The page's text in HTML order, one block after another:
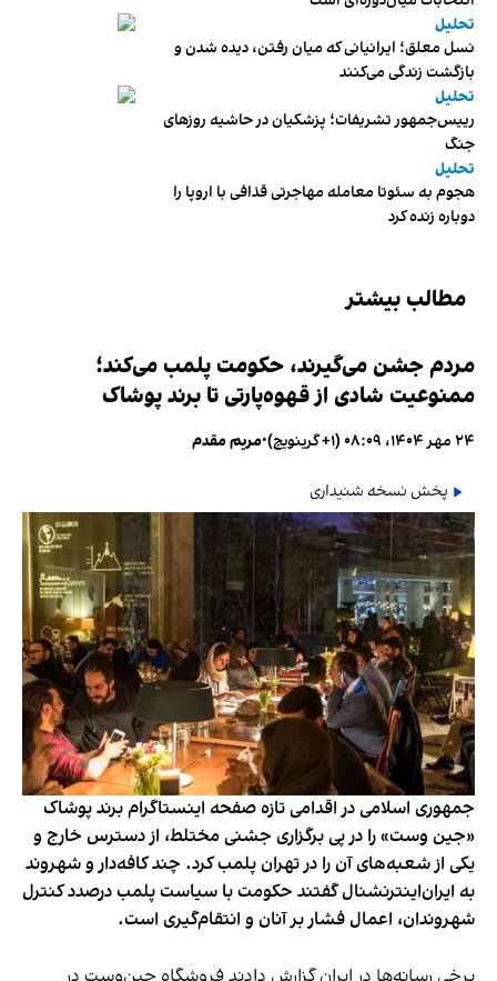
تحلیل
نسل معلق؛ ایرانیانی که میان رفتن، دیده شدن و
بازگشت زندگی می‌کنند
تحلیل
رییس‌جمهور تشریفات؛ پزشکیان در حاشیه روزهای
جنگ
تحلیل
هجوم به سئوتا معامله مهاجرتی قذافی با اروپا را
دوباره زنده کرد
مطالب بیشتر
مردم جشن می‌گیرند، حکومت پلمب می‌کند؛
ممنوعیت شادی از قهوه‌پارتی تا برند پوشاک
۲۴ مهر ۱۴۰۴، ۰۸:۰۹ (‎+۱ گرینویچ) •مریم مقدم
پخش نسخه شنیداری
جمهوری اسلامی در اقدامی تازه صفحه اینستاگرام برند پوشاک
«جین وست» را در پی برگزاری جشنی مختلط، از دسترس خارج و
یکی از شعبه‌های آن را در تهران پلمب کرد. چند کافه‌‌دار و شهروند
به ایران‌اینترنشنال گفتند حکومت با سیاست پلمب درصدد کنترل
شهروندان، اعمال فشار بر آنان و انتقام‌گیری است.